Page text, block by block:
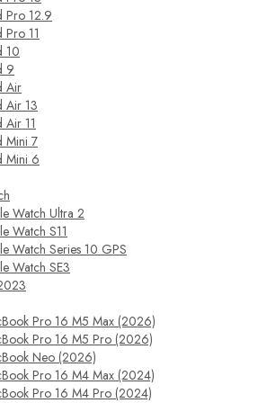
Pro 12.9
Pro 11
10
9
Air
Air 13
Air 11
Mini 7
Mini 6
Watch Ultra 2
Watch S11
Watch Series 10 GPS
Watch SE3
Pro 16 M5 Max (2026)
Pro 16 M5 Pro (2026)
Neo (2026)
Pro 16 M4 Max (2024)
Pro 16 M4 Pro (2024)